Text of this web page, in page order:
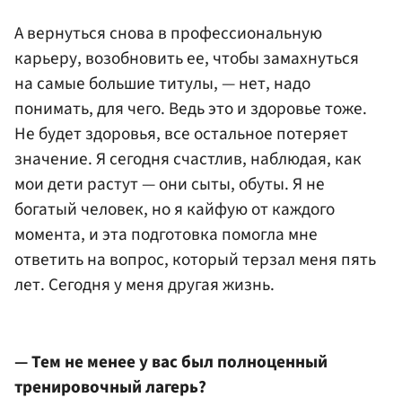
А вернуться снова в профессиональную
карьеру, возобновить ее, чтобы замахнуться
на самые большие титулы, — нет, надо
понимать, для чего. Ведь это и здоровье тоже.
Не будет здоровья, все остальное потеряет
значение. Я сегодня счастлив, наблюдая, как
мои дети растут — они сыты, обуты. Я не
богатый человек, но я кайфую от каждого
момента, и эта подготовка помогла мне
ответить на вопрос, который терзал меня пять
лет. Сегодня у меня другая жизнь.
— Тем не менее у вас был полноценный
тренировочный лагерь?